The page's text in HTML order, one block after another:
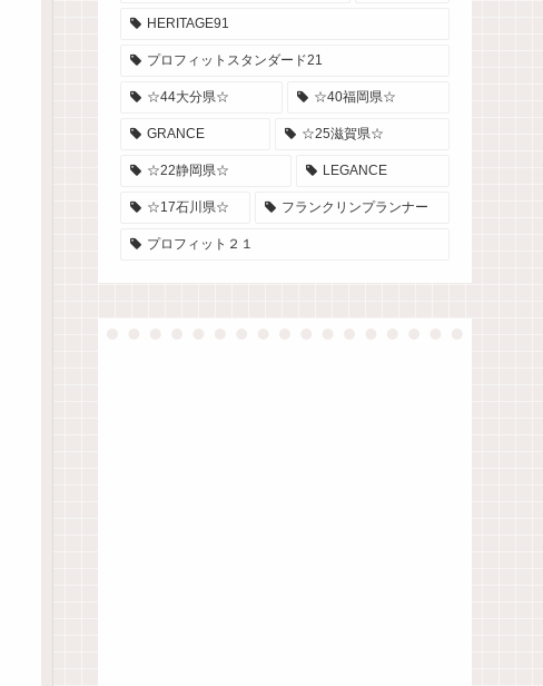
HERITAGE91
プロフィットスタンダード21
☆44大分県☆ ☆40福岡県☆
GRANCE ☆25滋賀県☆
☆22静岡県☆ LEGANCE
☆17石川県☆ フランクリンプランナー
プロフィット２１